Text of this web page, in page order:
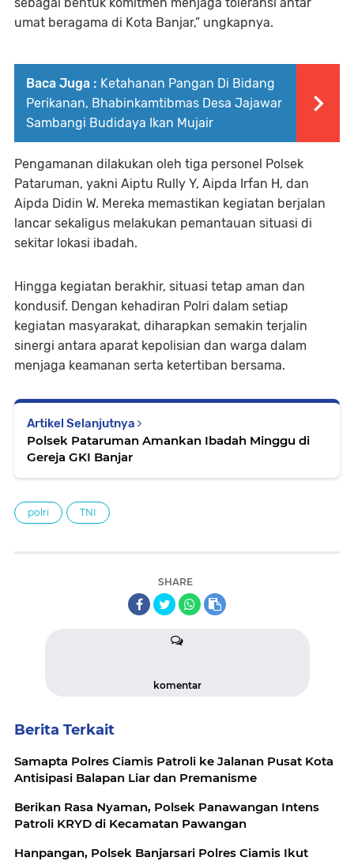
umat beragama di Kota Banjar,” ungkapnya.
Baca Juga : Ketahanan Pangan Di Bidang
Perikanan, Bhabinkamtibmas Desa Jajawar
Sambangi Budidaya Ikan Mujair
Pengamanan dilakukan oleh tiga personel Polsek
Pataruman, yakni Aiptu Rully Y, Aipda Irfan H, dan
Aipda Didin W. Mereka memastikan kegiatan berjalan
lancar sekaligus melakukan pemantauan situasi di
sekitar lokasi ibadah.
Hingga kegiatan berakhir, situasi tetap aman dan
kondusif. Dengan kehadiran Polri dalam setiap
kegiatan masyarakat, diharapkan semakin terjalin
sinergi antara aparat kepolisian dan warga dalam
menjaga keamanan serta ketertiban bersama.
Artikel Selanjutnya
Polsek Pataruman Amankan Ibadah Minggu di
Gereja GKI Banjar
polri TNI
SHARE
komentar
Berita Terkait
Samapta Polres Ciamis Patroli ke Jalanan Pusat Kota
Antisipasi Balapan Liar dan Premanisme
Berikan Rasa Nyaman, Polsek Panawangan Intens
Patroli KRYD di Kecamatan Pawangan
Hanpangan, Polsek Banjarsari Polres Ciamis Ikut